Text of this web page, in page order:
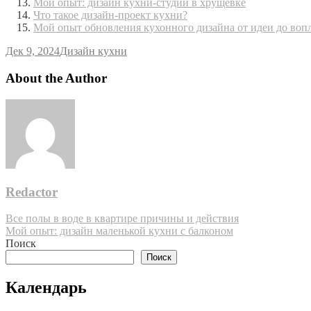
Мой опыт: дизайн кухни-студии в хрущевке
Что такое дизайн-проект кухни?
Мой опыт обновления кухонного дизайна от идеи до
Дек 9, 2024Дизайн кухни
About the Author
Redactor
Навигация
по
Все полы в воде в квартире причины и действия
Мой опыт: дизайн маленькой кухни с балконом
Поиск
Поиск
Календарь